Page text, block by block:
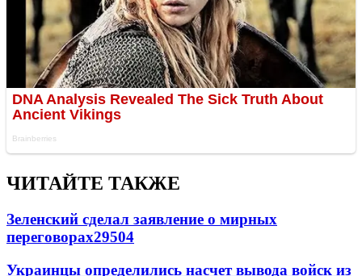
ЧИТАЙТЕ ТАКЖЕ
Зеленский сделал заявление о мирных
переговорах29504
Украинцы определились насчет вывода войск из